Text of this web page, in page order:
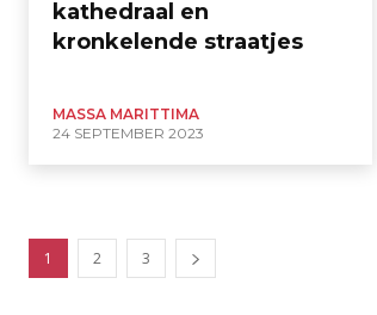
kathedraal en
kronkelende straatjes
MASSA MARITTIMA
24 SEPTEMBER 2023
1 2 3